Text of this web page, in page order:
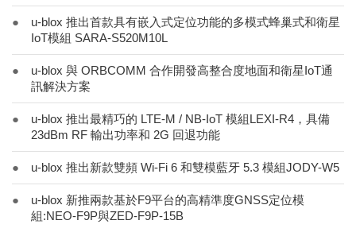
●
u-blox 推出首款具有嵌入式定位功能的多模式蜂巢式和衛星
IoT模組 SARA-S520M10L
●
u-blox 與 ORBCOMM 合作開發高整合度地面和衛星IoT通
訊解決方案
●
u-blox 推出最精巧的 LTE-M / NB-IoT 模組LEXI-R4，具備
23dBm RF 輸出功率和 2G 回退功能
● u-blox 推出新款雙頻 Wi-Fi 6 和雙模藍牙 5.3 模組JODY-W5
●
u-blox 新推兩款基於F9平台的高精準度GNSS定位模
組:NEO-F9P與ZED-F9P-15B